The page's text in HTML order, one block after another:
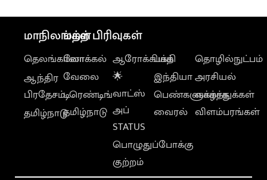
மாநிலங்கள்
தெலங்கானா
ஆந்திர
பிரதேசம்
தமிழ்நாடு
மற்ற பிரிவுகள்
லோக்கல்
வேலை
டிரெண்டிங்
தமிழ்நாடு
ஆரோக்கியம்
🌟
வாட்ஸ்
அப்
STATUS
பொழுதுப்போக்கு
குற்றம்
பக்தி
இந்தியா
பெண்களுக்காக
வைரல்
தொழில்நுட்பம்
அரசியல்
வாழ்த்துக்கள்
விளம்பரங்கள்